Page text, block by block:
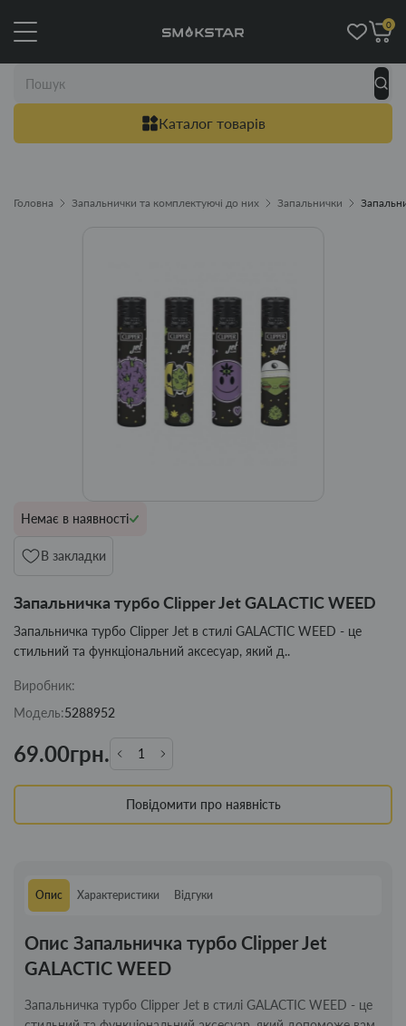
Каталог товарів
0
Головна Запальнички та комплектуючі до них Запальнички
Немає в наявності
В закладки
Запальничка турбо Clipper Jet GALACTIC WEED
Запальничка турбо Clipper Jet в стилі GALACTIC WEED - це
стильний та функціональний аксесуар, який д..
Виробник:
Модель:5288952
69.00грн.
Повідомити про наявність
Опис Характеристики Відгуки
Опис Запальничка турбо Clipper Jet
GALACTIC WEED
Запальничка турбо Clipper Jet в стилі GALACTIC WEED - це